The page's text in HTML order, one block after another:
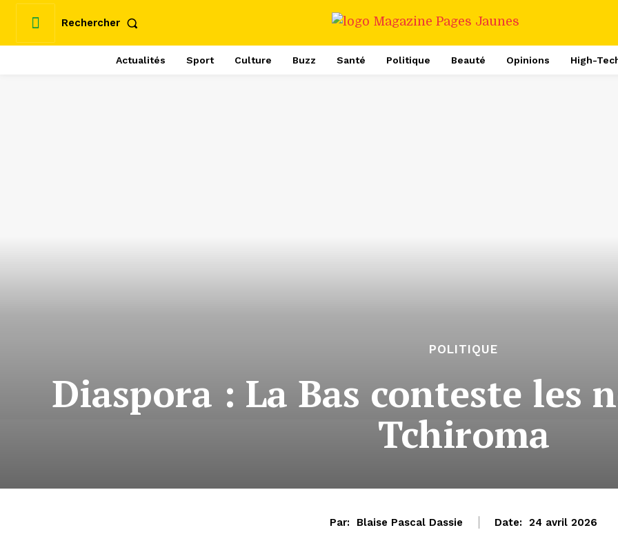
Rechercher
Actualités Sport Culture Buzz Santé Politique Beauté Opinions High-
POLITIQUE
Diaspora : La Bas conteste les
Tchiroma
Par: Blaise Pascal Dassie Date: 24 avril 2026